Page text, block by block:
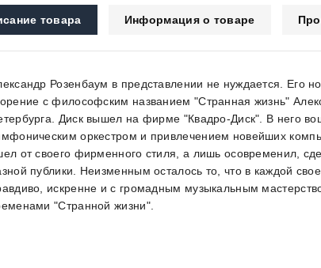
товара Информация о товаре
Розенбаум в представлении не нуждается. Его
с философским названием "Странная жизнь"
Диск вышел на фирме "Квадро-Диск". В него
оркестром и привлечением новейших
от своего фирменного стиля, а лишь осовременил,
публики. Неизменным осталось то, что в каждой
искренне и с громадным музыкальным
"Странной жизни".